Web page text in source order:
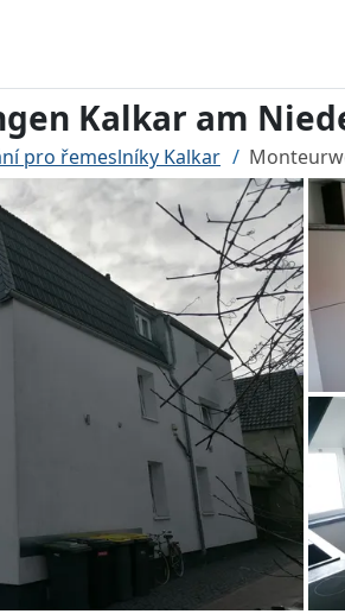
Kalkar am
pro řemeslníky Kalkar